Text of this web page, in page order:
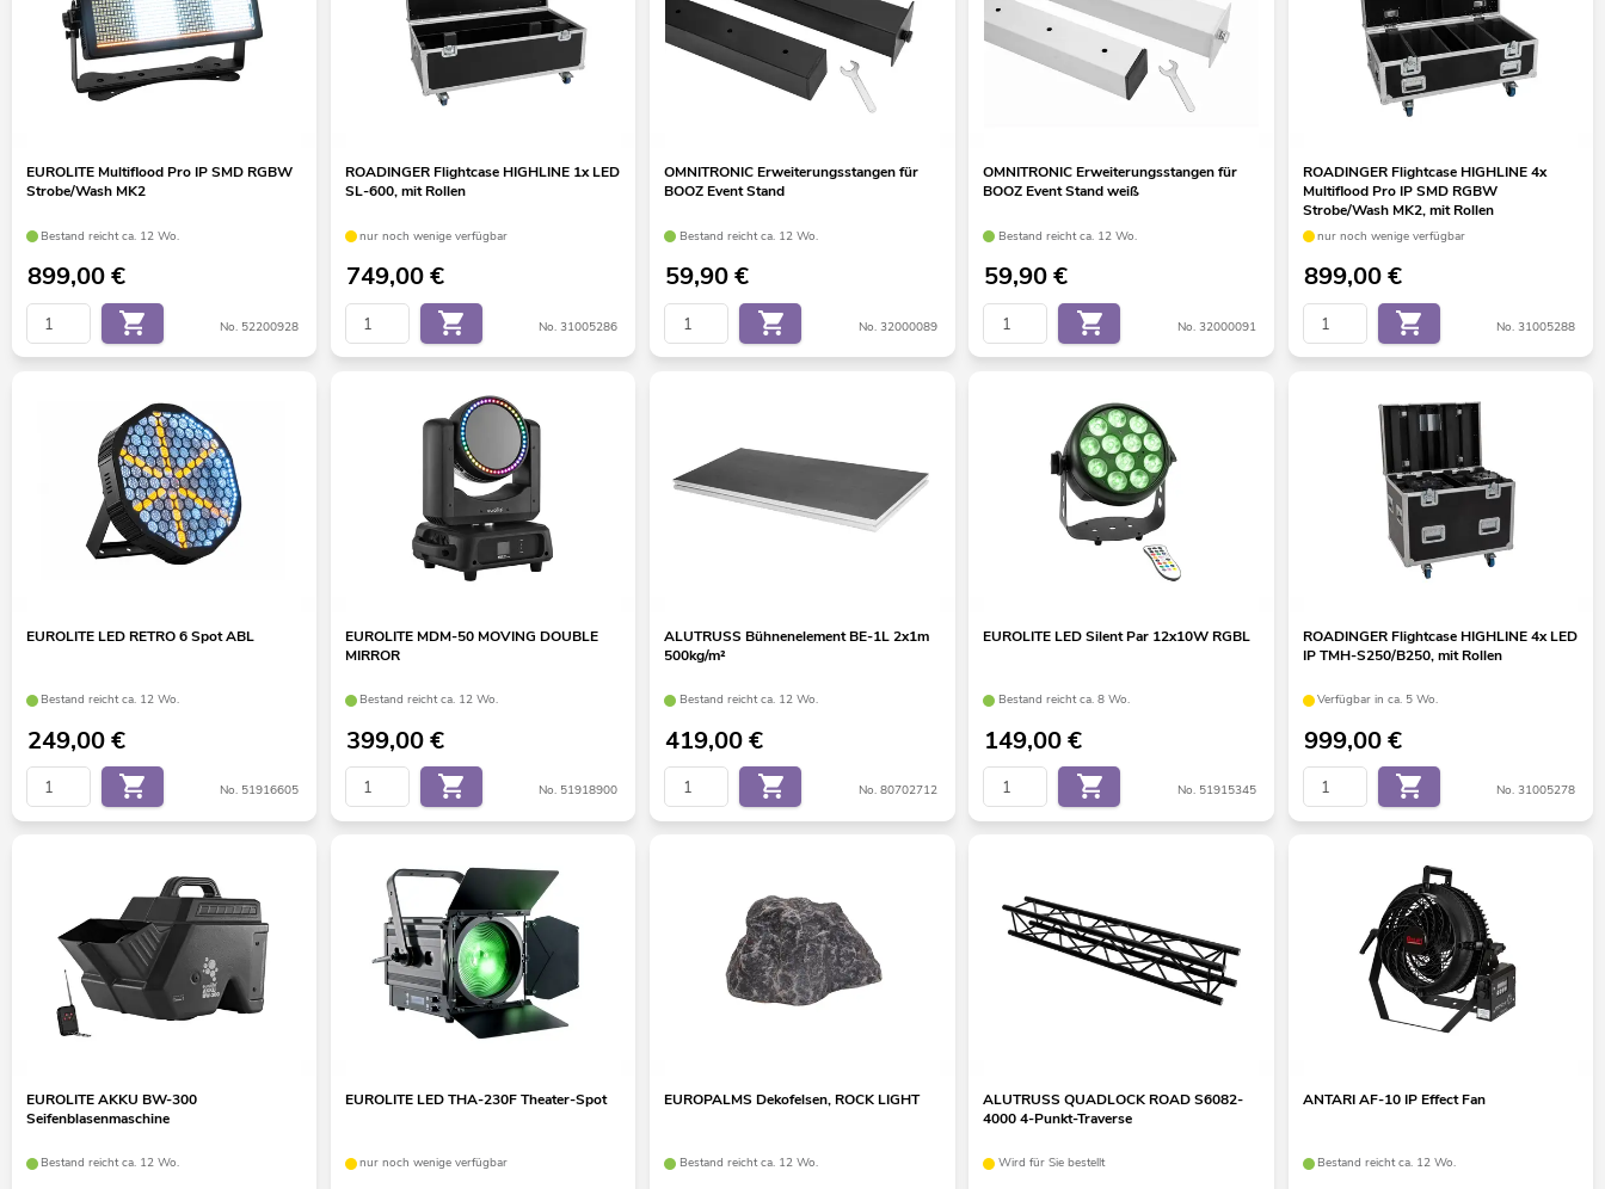
EUROLITE Multiflood Pro IP SMD RGBW
Strobe/Wash MK2
Bestand reicht ca. 12 Wo.
899,00€
No. 52200928
ROADINGER Flightcase HIGHLINE 1x LED
SL-600, mit Rollen
nur noch wenige verfügbar
749,00€
No. 31005286
OMNITRONIC Erweiterungsstangen für
BOOZ Event Stand
Bestand reicht ca. 12 Wo.
59,90€
No. 32000089
OMNITRONIC Erweiterungsstangen für
BOOZ Event Stand weiß
Bestand reicht ca. 12 Wo.
59,90€
No. 32000091
ROADINGER Flightcase HIGHLINE 4x
Multiflood Pro IP SMD RGBW
Strobe/Wash MK2, mit Rollen
nur noch wenige verfügbar
899,00€
No. 31005288
EUROLITE LED RETRO 6 Spot ABL
Bestand reicht ca. 12 Wo.
249,00€
No. 51916605
EUROLITE MDM-50 MOVING DOUBLE
MIRROR
Bestand reicht ca. 12 Wo.
399,00€
No. 51918900
ALUTRUSS Bühnenelement BE-1L 2x1m
500kg/m²
Bestand reicht ca. 12 Wo.
419,00€
No. 80702712
EUROLITE LED Silent Par 12x10W RGBL
Bestand reicht ca. 8 Wo.
149,00€
No. 51915345
ROADINGER Flightcase HIGHLINE 4x LED
IP TMH-S250/B250, mit Rollen
Verfügbar in ca. 5 Wo.
999,00€
No. 31005278
EUROLITE AKKU BW-300
Seifenblasenmaschine
Bestand reicht ca. 12 Wo.
EUROLITE LED THA-230F Theater-Spot
nur noch wenige verfügbar
EUROPALMS Dekofelsen, ROCK LIGHT
Bestand reicht ca. 12 Wo.
ALUTRUSS QUADLOCK ROAD S6082-
4000 4-Punkt-Traverse
Wird für Sie bestellt
ANTARI AF-10 IP Effect Fan
Bestand reicht ca. 12 Wo.